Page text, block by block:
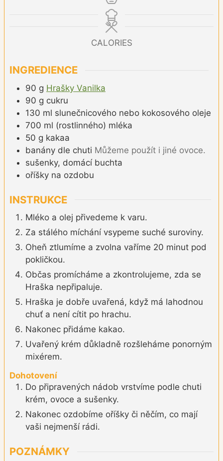
CALORIES
INGREDIENCE
90 g Hrašky Vanilka
90 g cukru
130 ml slunečnicového nebo kokosového oleje
700 ml (rostlinného) mléka
50 g kakaa
banány dle chuti Můžeme použít i jiné ovoce.
sušenky, domácí buchta
oříšky na ozdobu
INSTRUKCE
Mléko a olej přivedeme k varu.
Za stálého míchání vsypeme suché suroviny.
Oheň ztlumíme a zvolna vaříme 20 minut pod
pokličkou.
Občas promícháme a zkontrolujeme, zda se
Hraška nepřipaluje.
Hraška je dobře uvařená, když má lahodnou
chuť a není cítit po hrachu.
Nakonec přidáme kakao.
Uvařený krém důkladně rozšleháme ponorným
mixérem.
Dohotovení
Do připravených nádob vrstvíme podle chuti
krém, ovoce a sušenky.
Nakonec ozdobíme oříšky či něčím, co mají
vaši nejmenší rádi.
POZNÁMKY